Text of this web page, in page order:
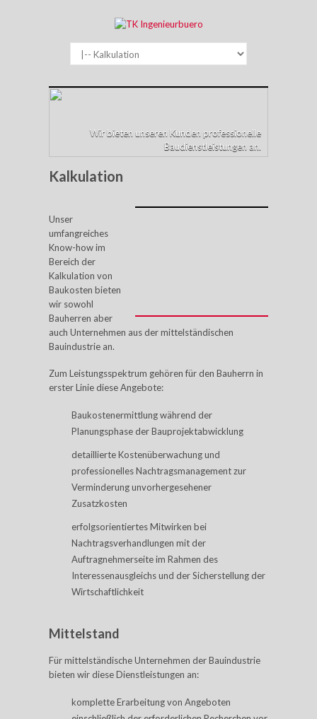
Wir bieten unseren Kunden professionelle
Baudienstleistungen an.
Kalkulation
Unser
umfangreiches
Know-how im
Bereich der
Kalkulation von
Baukosten bieten
wir sowohl
Bauherren aber
auch Unternehmen aus der mittelständischen
Bauindustrie an.
Zum Leistungsspektrum gehören für den Bauherrn in
erster Linie diese Angebote:
Baukostenermittlung während der
Planungsphase der Bauprojektabwicklung
detaillierte Kostenüberwachung und
professionelles Nachtragsmanagement zur
Verminderung unvorhergesehener
Zusatzkosten
erfolgsorientiertes Mitwirken bei
Nachtragsverhandlungen mit der
Auftragnehmerseite im Rahmen des
Interessenausgleichs und der Sicherstellung der
Wirtschaftlichkeit
Mittelstand
Für mittelständische Unternehmen der Bauindustrie
bieten wir diese Dienstleistungen an:
komplette Erarbeitung von Angeboten